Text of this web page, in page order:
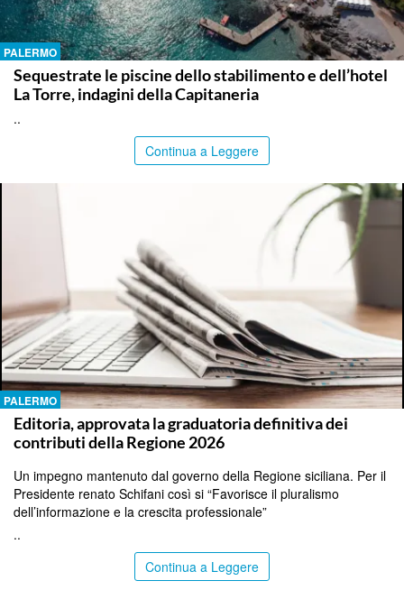
PALERMO
Sequestrate le piscine dello stabilimento e dell’hotel
La Torre, indagini della Capitaneria
..
Continua a Leggere
PALERMO
Editoria, approvata la graduatoria definitiva dei
contributi della Regione 2026
Un impegno mantenuto dal governo della Regione siciliana. Per il
Presidente renato Schifani così si “Favorisce il pluralismo
dell’informazione e la crescita professionale”
..
Continua a Leggere